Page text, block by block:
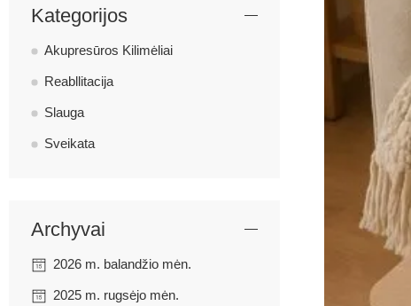
Kategorijos
Akupresūros Kilimėliai
Reabllitacija
Slauga
Sveikata
Archyvai
2026 m. balandžio mėn.
2025 m. rugsėjo mėn.